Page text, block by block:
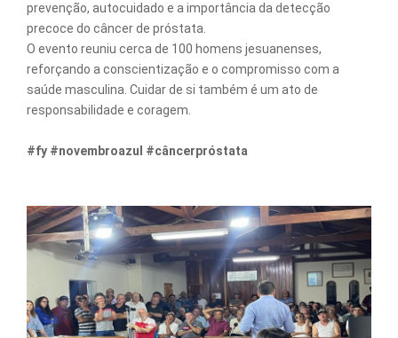
prevenção, autocuidado e a importância da detecção
precoce do câncer de próstata.
O evento reuniu cerca de 100 homens jesuanenses,
reforçando a conscientização e o compromisso com a
saúde masculina. Cuidar de si também é um ato de
responsabilidade e coragem.
#fy #novembroazul #câncerpróstata